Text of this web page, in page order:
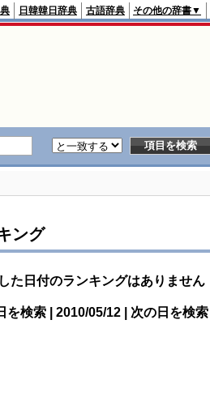
日韓韓日辞典 古語辞典 その他の辞書▼
ング
た日付のランキングはありません
を検索 | 2010/05/12 | 次の日を検索